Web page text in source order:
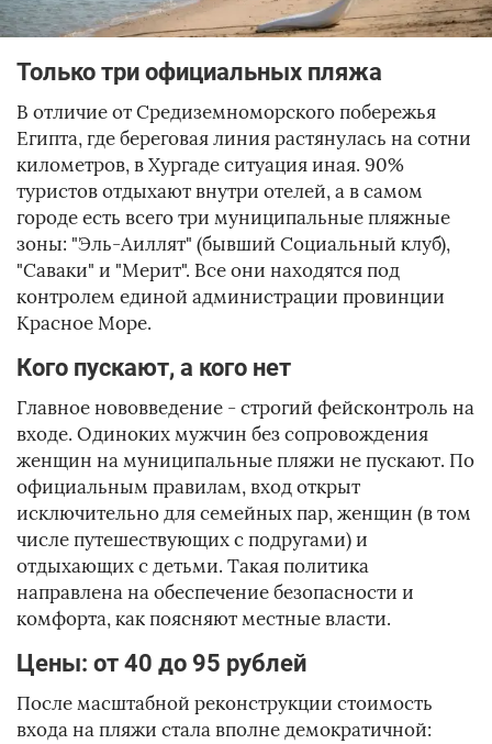
Только три официальных пляжа
В отличие от Средиземноморского побережья
Египта, где береговая линия растянулась на сотни
километров, в Хургаде ситуация иная. 90%
туристов отдыхают внутри отелей, а в самом
городе есть всего три муниципальные пляжные
зоны: "Эль-Аиллят" (бывший Социальный клуб),
"Саваки" и "Мерит". Все они находятся под
контролем единой администрации провинции
Красное Море.
Кого пускают, а кого нет
Главное нововведение - строгий фейсконтроль на
входе. Одиноких мужчин без сопровождения
женщин на муниципальные пляжи не пускают. По
официальным правилам, вход открыт
исключительно для семейных пар, женщин (в том
числе путешествующих с подругами) и
отдыхающих с детьми. Такая политика
направлена на обеспечение безопасности и
комфорта, как поясняют местные власти.
Цены: от 40 до 95 рублей
После масштабной реконструкции стоимость
входа на пляжи стала вполне демократичной: